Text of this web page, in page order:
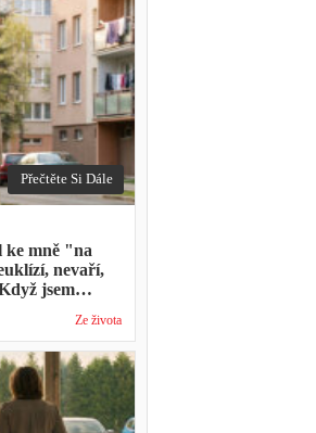
Přečtěte Si Dále
ke mně "na
nevaří,
jsem
Ze života